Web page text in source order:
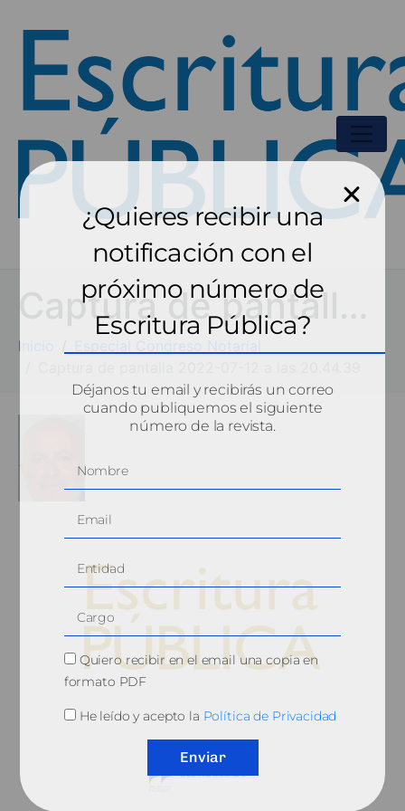
Inicio
Especial Congreso Notarial
¿Quieres recibir una
notificación con el
próximo número de
Escritura Pública?
Déjanos tu email y recibirás un correo
cuando publiquemos el siguiente
número de la revista.
Quiero recibir en el email una copia en
formato PDF
He leído y acepto la Política de Privacidad
Enviar